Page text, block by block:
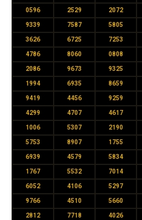
0596 2529 2072
9339 7587 5805
3626 6725 7253
4786 8060 0808
2086 9673 9325
1994 6935 8659
9419 4456 9259
4299 4707 4617
1006 5307 2190
5753 8907 1755
6939 4579 5834
1767 5532 7014
6052 4106 5297
9766 4510 5660
2812 7718 4026